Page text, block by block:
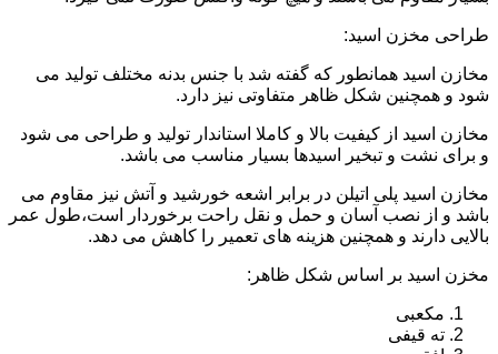
طراحی مخزن اسید:
مخازن اسید همانطور که گفته شد با جنس بدنه مختلف تولید می
شود و همچنین شکل ظاهر متفاوتی نیز دارد.
مخازن اسید از کیفیت بالا و کاملا استاندار تولید و طراحی می شود
و برای نشت و تبخیر اسیدها بسیار مناسب می باشد.
مخازن اسید پلی اتیلن در برابر اشعه خورشید و آتش نیز مقاوم می
باشد و از نصب آسان و حمل و نقل راحت برخوردار است،طول عمر
بالایی دارند و همچنین هزینه های تعمیر را کاهش می دهد.
مخزن اسید بر اساس شکل ظاهر:
مکعبی
ته قیفی